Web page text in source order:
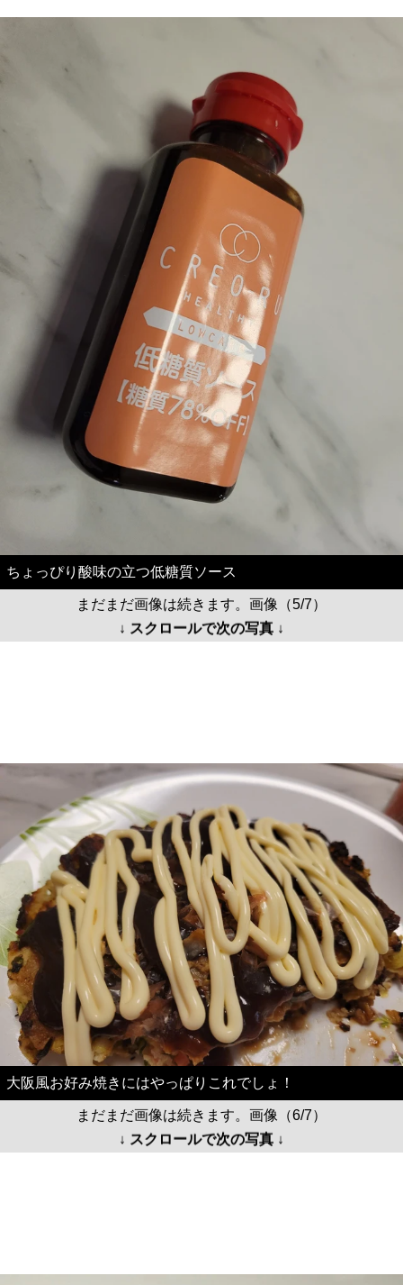
ちょっぴり酸味の立つ低糖質ソース
まだまだ画像は続きます。画像（5/7）
↓ スクロールで次の写真 ↓
大阪風お好み焼きにはやっぱりこれでしょ！
まだまだ画像は続きます。画像（6/7）
↓ スクロールで次の写真 ↓